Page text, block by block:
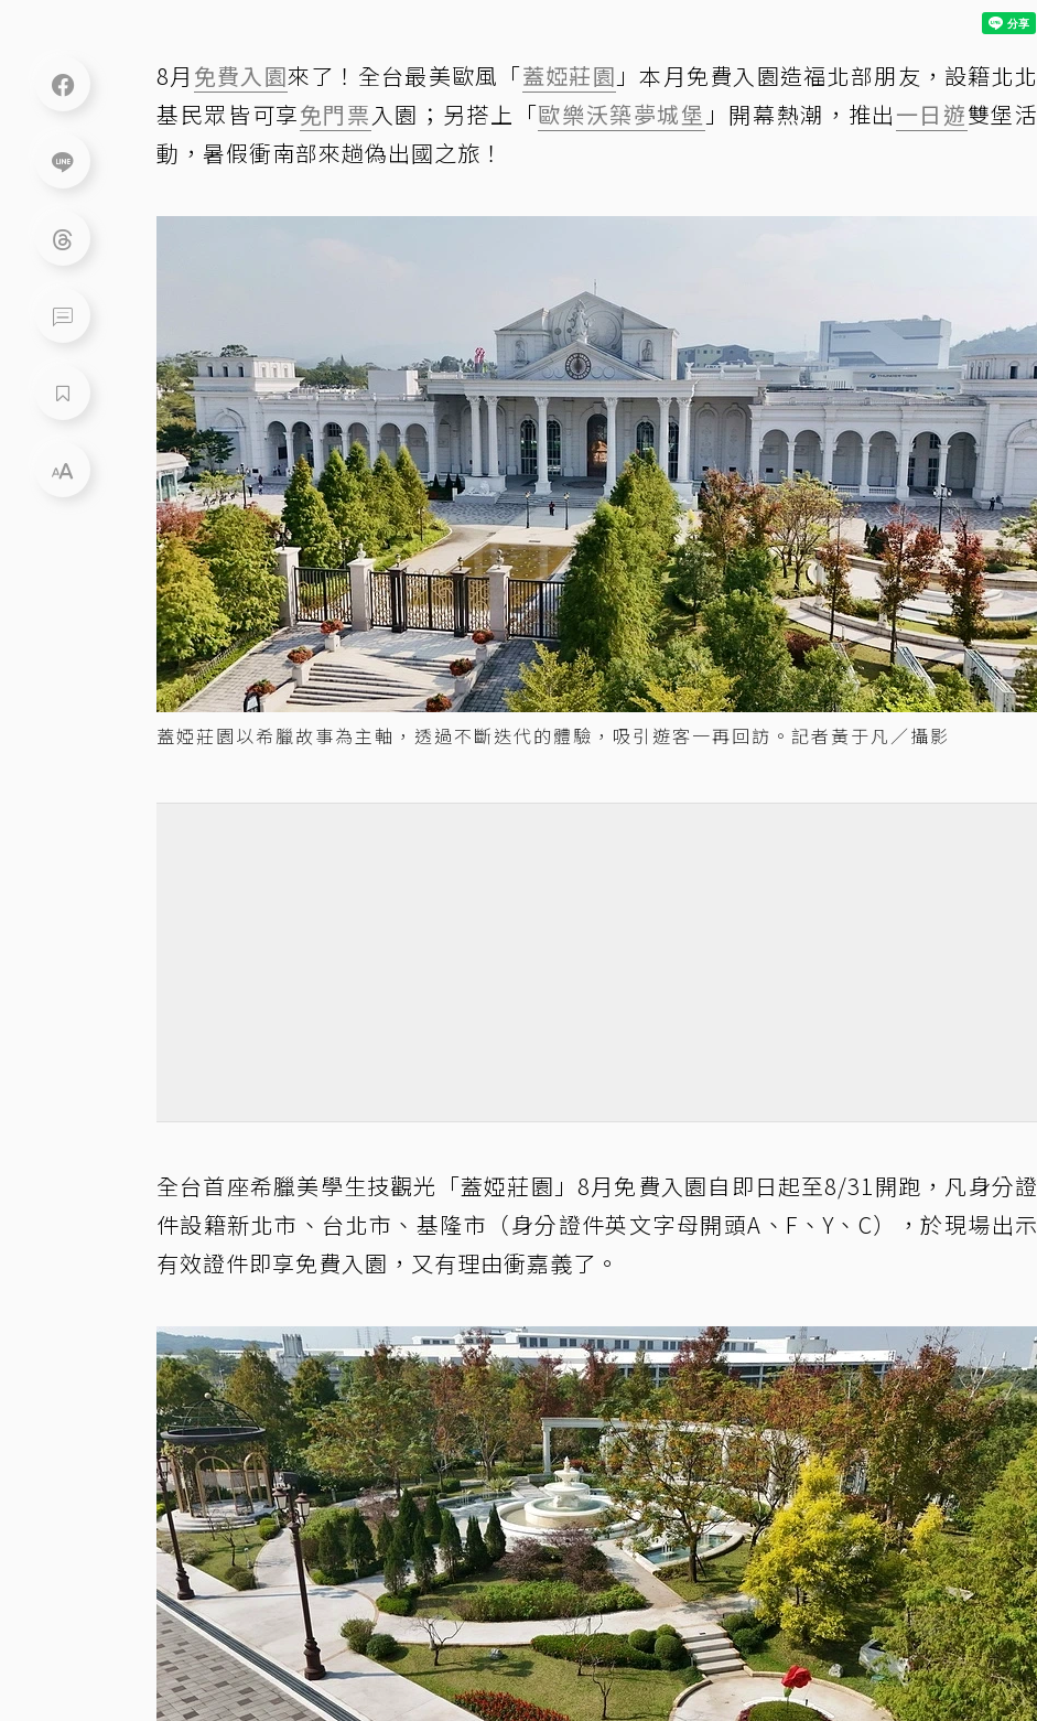
8月 免費入園來了！全台最美歐風「蓋婭莊園 」本月免費入園造福北部朋友，設籍北北
基民眾皆可享免門票入園；另搭上「歐樂沃築夢城堡 」開幕熱潮，推出一日遊雙堡活
動，暑假衝南部來趟偽出國之旅！
蓋婭莊園以希臘故事為主軸，透過不斷迭代的體驗，吸引遊客一再回訪。記者黃于凡／攝影
全台首座希臘美學生技觀光「蓋婭莊園」8月免費入園自即日起至8/31開跑，凡身分證
件設籍新北市、台北市、基隆市（身分證件英文字母開頭A、F、Y、C），於現場出示
有效證件即享免費入園，又有理由衝嘉義了。